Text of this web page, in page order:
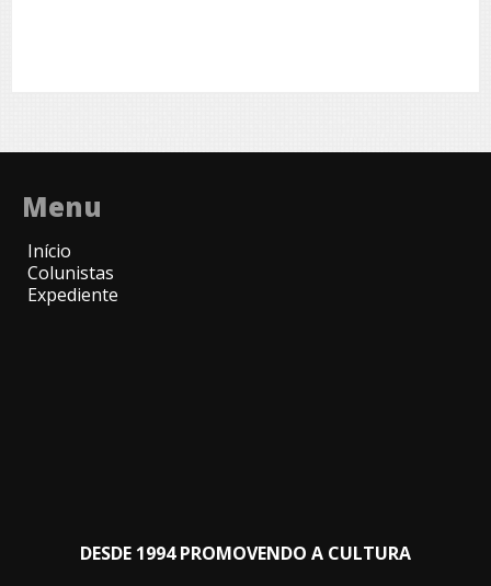
Menu
Início
Colunistas
Expediente
DESDE 1994 PROMOVENDO A CULTURA